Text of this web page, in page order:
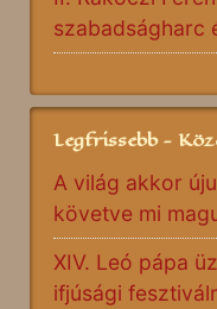
szabadságharc
Legfrissebb -
A világ akkor
követve mi
XIV. Leó pápa
ifjúsági